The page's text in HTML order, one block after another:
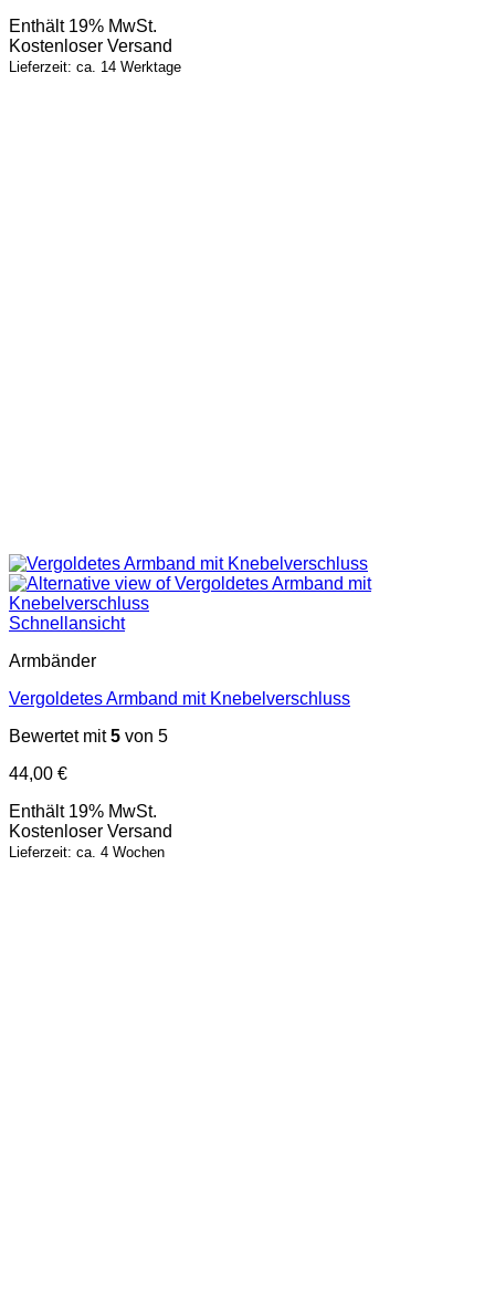
Enthält 19% MwSt.
Kostenloser Versand
Lieferzeit: ca. 14 Werktage
Schnellansicht
Armbänder
Vergoldetes Armband mit Knebelverschluss
Bewertet mit5 von 5
44,00 €
Enthält 19% MwSt.
Kostenloser Versand
Lieferzeit: ca. 4 Wochen